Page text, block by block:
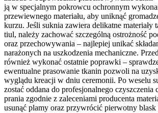
ją w specjalnym pokrowcu ochronnym
przewiewnego materiału, aby uniknąć
kurzu. Jeśli suknia zawiera delikatne materiały
tiul, należy zachować szczególną ostrożność
oraz przechowywania – najlepiej unikać
narażonych na uszkodzenia mechaniczne.
również wykonać ostatnie poprawki –
ewentualne prasowanie tkanin pozwoli na
wyglądu kreacji w dniu ceremonii. Po weselu
zostać oddana do profesjonalnego czyszczenia
prania zgodnie z zaleceniami producenta
usunąć plamy oraz przywrócić pierwotny blask